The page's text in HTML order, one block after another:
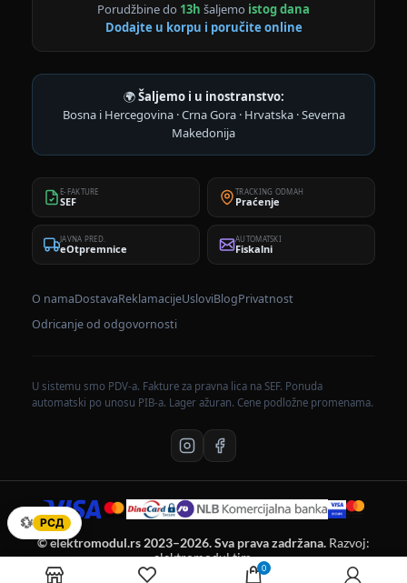
Porudžbine do 13h šaljemo istog dana
Dodajte u korpu i poručite online
🌍Šaljemo i u inostranstvo:
Bosna i Hercegovina · Crna Gora · Hrvatska · Severna
Makedonija
E-FAKTURE
SEF
TRACKING ODMAH
Praćenje
JAVNA PRED.
eOtpremnice
AUTOMATSKI
Fiskalni
O namaDostavaReklamacijeUsloviBlogPrivatnost
Odricanje od odgovornosti
U sistemu smo PDV-a. Fakture za pravna lica na SEF. Ponuda
automatski po unosu PIB-a. Lager ažuran. Cene podložne promenama.
© elektromodul.rs 2023–2026. Sva prava zadržana. Razvoj:
elektromodul tim.
0
💱 РСД